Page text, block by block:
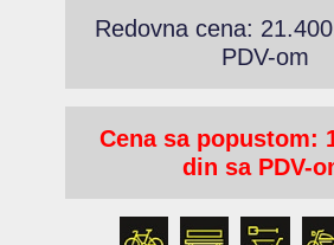
Redovna cena:
PDV-om
Cena sa popustom:
din sa PDV-